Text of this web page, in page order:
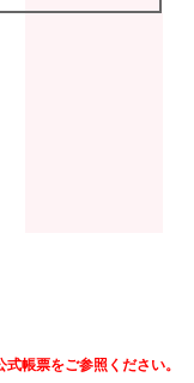
帳票をご参照ください。